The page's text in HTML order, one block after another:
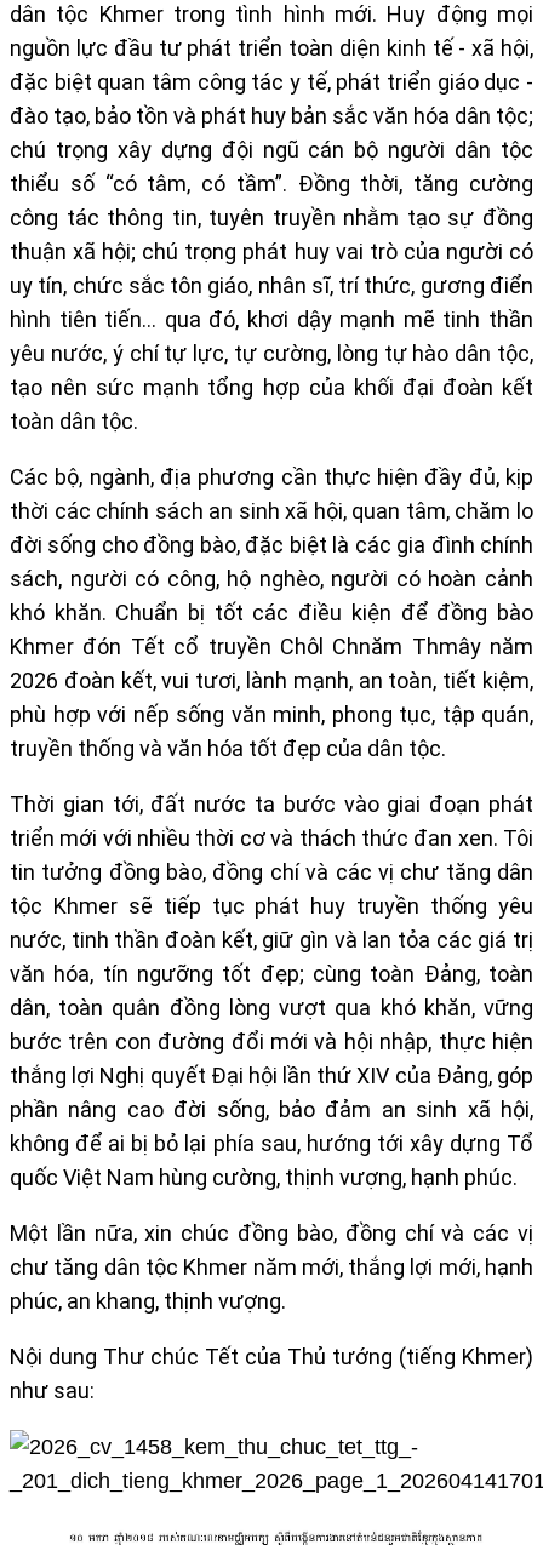
dân tộc Khmer trong tình hình mới. Huy động mọi
nguồn lực đầu tư phát triển toàn diện kinh tế - xã hội,
đặc biệt quan tâm công tác y tế, phát triển giáo dục -
đào tạo, bảo tồn và phát huy bản sắc văn hóa dân tộc;
chú trọng xây dựng đội ngũ cán bộ người dân tộc
thiểu số “có tâm, có tầm”. Đồng thời, tăng cường
công tác thông tin, tuyên truyền nhằm tạo sự đồng
thuận xã hội; chú trọng phát huy vai trò của người có
uy tín, chức sắc tôn giáo, nhân sĩ, trí thức, gương điển
hình tiên tiến... qua đó, khơi dậy mạnh mẽ tinh thần
yêu nước, ý chí tự lực, tự cường, lòng tự hào dân tộc,
tạo nên sức mạnh tổng hợp của khối đại đoàn kết
toàn dân tộc.
Các bộ, ngành, địa phương cần thực hiện đầy đủ, kịp
thời các chính sách an sinh xã hội, quan tâm, chăm lo
đời sống cho đồng bào, đặc biệt là các gia đình chính
sách, người có công, hộ nghèo, người có hoàn cảnh
khó khăn. Chuẩn bị tốt các điều kiện để đồng bào
Khmer đón Tết cổ truyền Chôl Chnăm Thmây năm
2026 đoàn kết, vui tươi, lành mạnh, an toàn, tiết kiệm,
phù hợp với nếp sống văn minh, phong tục, tập quán,
truyền thống và văn hóa tốt đẹp của dân tộc.
Thời gian tới, đất nước ta bước vào giai đoạn phát
triển mới với nhiều thời cơ và thách thức đan xen. Tôi
tin tưởng đồng bào, đồng chí và các vị chư tăng dân
tộc Khmer sẽ tiếp tục phát huy truyền thống yêu
nước, tinh thần đoàn kết, giữ gìn và lan tỏa các giá trị
văn hóa, tín ngưỡng tốt đẹp; cùng toàn Đảng, toàn
dân, toàn quân đồng lòng vượt qua khó khăn, vững
bước trên con đường đổi mới và hội nhập, thực hiện
thắng lợi Nghị quyết Đại hội lần thứ XIV của Đảng, góp
phần nâng cao đời sống, bảo đảm an sinh xã hội,
không để ai bị bỏ lại phía sau, hướng tới xây dựng Tổ
quốc Việt Nam hùng cường, thịnh vượng, hạnh phúc.
Một lần nữa, xin chúc đồng bào, đồng chí và các vị
chư tăng dân tộc Khmer năm mới, thắng lợi mới, hạnh
phúc, an khang, thịnh vượng.
Nội dung Thư chúc Tết của Thủ tướng (tiếng Khmer)
như sau: